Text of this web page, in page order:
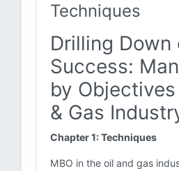
Techniques
Drilling Down
Success:
by
& Gas
Chapter 1: Techniques
MBO in the oil and gas